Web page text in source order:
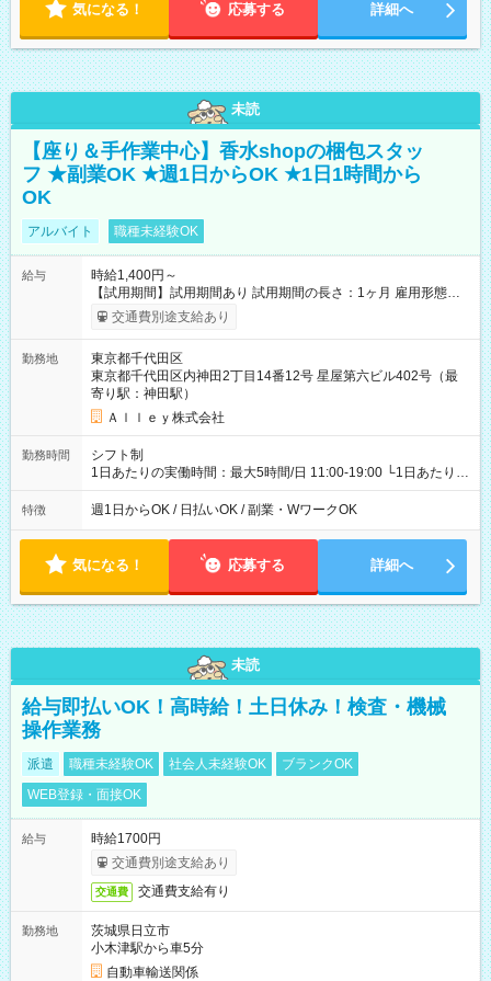
気になる！ 応募する 詳細へ
未読
【座り＆手作業中心】香水shopの梱包スタッ
フ ★副業OK ★週1日からOK ★1日1時間から
OK
アルバイト 職種未経験OK
給与
時給1,400円～
【試用期間】試用期間あり 試用期間の長さ：1ヶ月 雇用形態、
給与は本採用時と同じです。
交通費別途支給あり
勤務地
東京都千代田区
東京都千代田区内神田2丁目14番12号 星屋第六ビル402号（最
寄り駅：神田駅）
Ａｌｌｅｙ株式会社
勤務時間
シフト制
1日あたりの実働時間：最大5時間/日 11:00-19:00 └1日あたりの
実働時間：1-5時間 └上記の時間帯内であれば、いつでも勤務可
能！ └平日・土曜日の中で、お好きな曜日でご勤務いただけま
18:00 などのように、自由な働き方が可能なお仕事です！
特徴 週1日からOK / 日払いOK / 副業・WワークOK
気になる！ 応募する 詳細へ
未読
給与即払いOK！高時給！土日休み！検査・機械
操作業務
派遣 職種未経験OK 社会人未経験OK
ブランクOK
WEB登録・面接OK
給与
時給1700円
交通費別途支給あり
交通費 交通費支給有り
勤務地
茨城県日立市
小木津駅から車5分
自動車輸送関係